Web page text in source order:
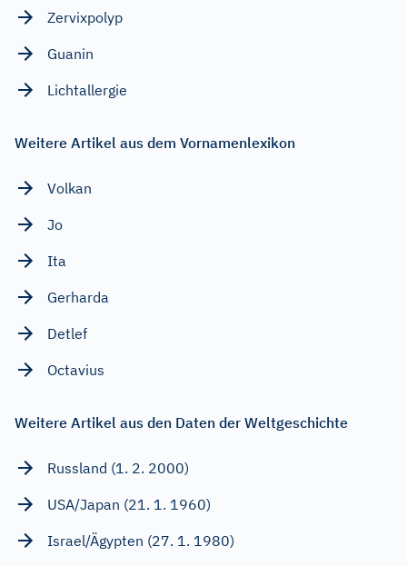
Zervixpolyp
Guanin
Lichtallergie
Weitere Artikel aus dem Vornamenlexikon
Volkan
Jo
Ita
Gerharda
Detlef
Octavius
Weitere Artikel aus den Daten der Weltgeschichte
Russland (1. 2. 2000)
USA/Japan (21. 1. 1960)
Israel/Ägypten (27. 1. 1980)